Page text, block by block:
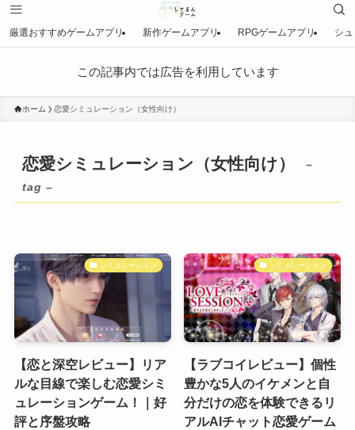
厳選おすすめゲームアプリ 新作ゲームアプリ RPGゲームアプリ シ
この記事内では広告を利用しています
ホーム 恋愛シミュレーション（女性向け）
恋愛シミュレーション（女性向け）
–
tag –
シミュレーション
【恋と深空レビュー】リア
ルな目線で楽しむ恋愛シミ
ュレーションゲーム！｜好
評と序盤攻略
シミュレーション
【ラブコイレビュー】個性
豊かな5人のイケメンと自
分だけの恋を体験できるリ
アルAIチャット恋愛ゲーム